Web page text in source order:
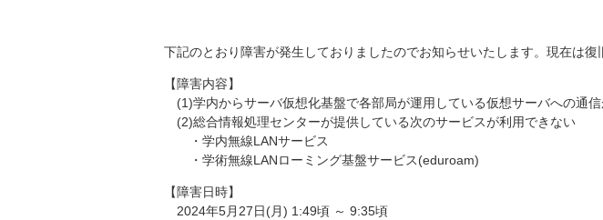
下記のとおり障害が発生しておりましたのでお知らせいたします。現在は復
【障害内容】
(1)学内からサーバ仮想化基盤で各部局が運用している仮想サーバへの通
(2)総合情報処理センターが提供している次のサービスが利用できない
・学内無線LANサービス
・学術無線LANローミング基盤サービス(eduroam)
【障害日時】
2024年5月27日(月) 1:49頃 ～ 9:35頃